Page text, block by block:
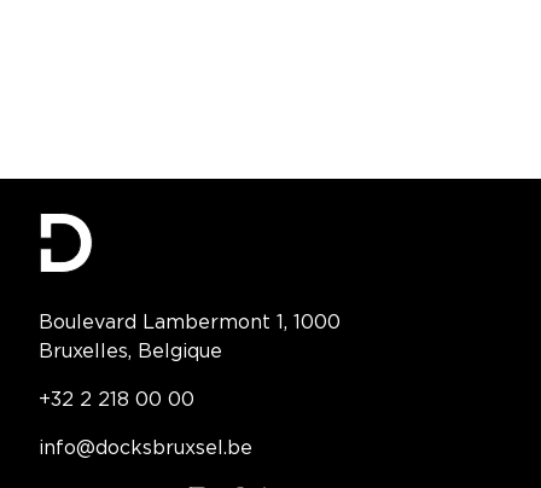
Contact Information
Boulevard Lambermont 1, 1000
Bruxelles, Belgique
Telephone:
+32 2 218 00 00
Email:
info@docksbruxsel.be